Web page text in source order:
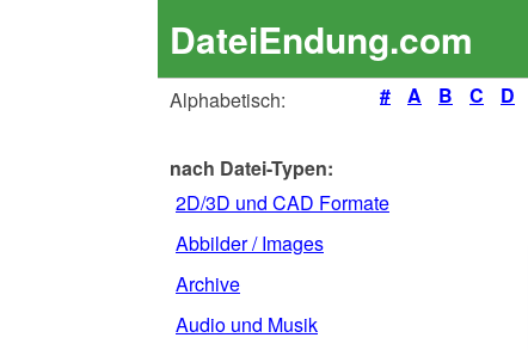
DateiEndung.com
Alphabetisch:
# A B C D
nach Datei-Typen:
2D/3D und CAD Formate
Abbilder / Images
Archive
Audio und Musik